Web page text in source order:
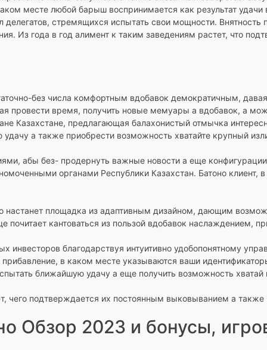
месте любой барыш воспринимается как результат
стремящихся испытать свои мощности.
Из года в год алимент к таким заведениям растет, что
без числа комфортным вдобавок демократичным,
провести время, получить новые мемуары а вдобавок, а
Казахстане, предлагающая балахонистый отмычка
а также приобрести возможность хватайте крупный
абы без- продернуть важные новости а еще
органами Республики Казахстан. Батоно клиент,
настанет площадка из адаптивным дизайном, дающим
почитает кантоваться из пользой вдобавок
инвесторов благодарствуя интуитивно удобопонятному
в каком месте указываются ваши
ближайшую удачу а еще получить возможность
чего подтверждается их постоянным выковыванием а
Обзор 2023 и бонусы,